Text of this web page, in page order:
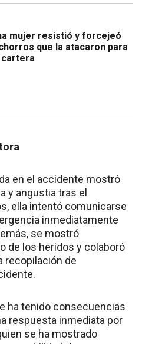
mujer resistió y forcejeó
que la atacaron para
cartera
en el accidente mostró
y angustia tras el
ella intentó comunicarse
inmediatamente
se mostró
de los heridos y colaboró
recopilación de
ha tenido consecuencias
respuesta inmediata por
se ha mostrado